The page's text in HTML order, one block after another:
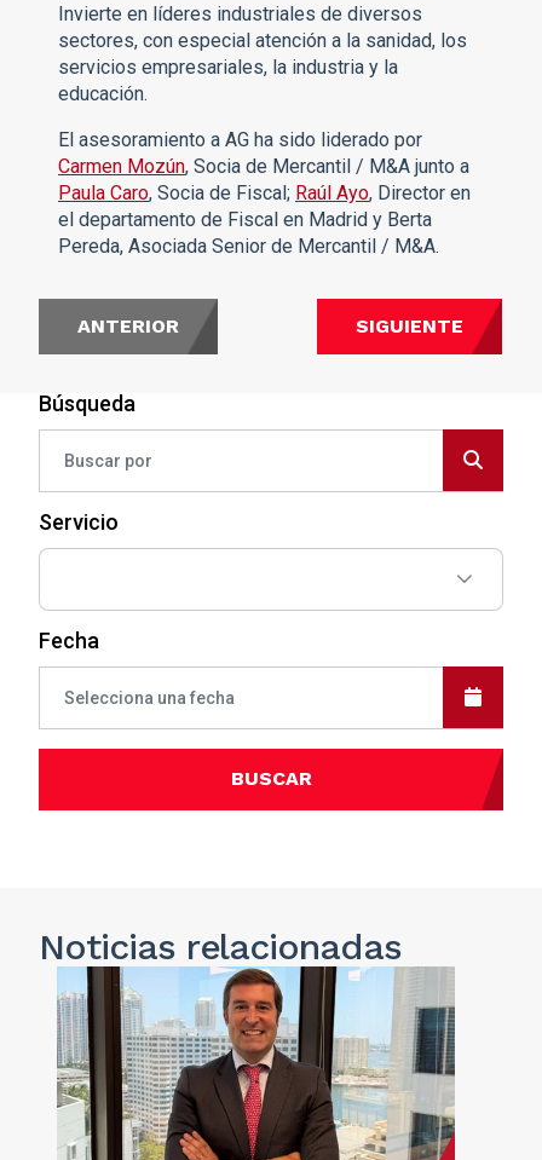
Búsqueda
Servicio
Fecha
BUSCAR
Invierte en líderes industriales de diversos
sectores, con especial atención a la sanidad, los
servicios empresariales, la industria y la
educación.
El asesoramiento a AG ha sido liderado por
Carmen Mozún, Socia de Mercantil / M&A junto a
Paula Caro, Socia de Fiscal; Raúl Ayo, Director en
el departamento de Fiscal en Madrid y Berta
Pereda, Asociada Senior de Mercantil / M&A.
ANTERIOR SIGUIENTE
Noticiasrelacionadas